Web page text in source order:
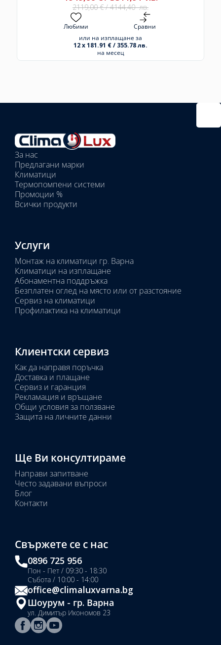
2119,00€/4144,40лв.
Любими
Сравни
или на изплащане за
12 x 181.91 € / 355.78 лв.
на месец
Избрани
вътрешни
тела:
Избрано
тяло:
За нас
Предлагани марки
Климатици
Термопомпени системи
Промоции %
Всички продукти
Услуги
Монтаж на климатици гр. Варна
Климатици на изплащане
Абонаментна поддръжка
Безплатен оглед на място или от разстояние
Сервиз на климатици
Профилактика на климатици
Клиентски сервиз
Как да направя поръчка
Доставка и плащане
Сервиз и гаранция
Рекламация и връщане
Общи условия за ползване
Защита на личните данни
Ще Ви консултираме
Направи запитване
Често задавани въпроси
Блог
Контакти
Свържете се с нас
0896 725 956
Пон - Пет / 09:30 - 18:30
Събота / 10:00 - 14:00
office@climaluxvarna.bg
Шоурум - гр. Варна
ул. Димитър Икономов 23